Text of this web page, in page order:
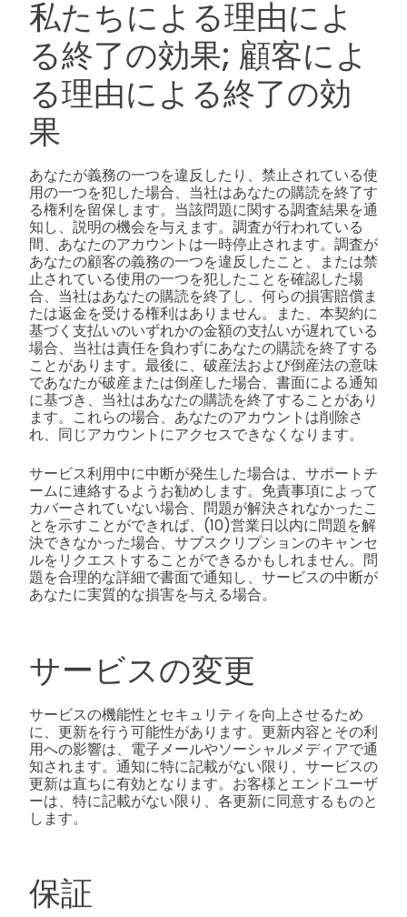
私たちによる理由によ
る終了の効果; 顧客によ
る理由による終了の効
果
あなたが義務の一つを違反したり、禁止されている使
用の一つを犯した場合、当社はあなたの購読を終了す
る権利を留保します。当該問題に関する調査結果を通
知し、説明の機会を与えます。調査が行われている
間、あなたのアカウントは一時停止されます。調査が
あなたの顧客の義務の一つを違反したこと、または禁
止されている使用の一つを犯したことを確認した場
合、当社はあなたの購読を終了し、何らの損害賠償ま
たは返金を受ける権利はありません。また、本契約に
基づく支払いのいずれかの金額の支払いが遅れている
場合、当社は責任を負わずにあなたの購読を終了する
ことがあります。最後に、破産法および倒産法の意味
であなたが破産または倒産した場合、書面による通知
に基づき、当社はあなたの購読を終了することがあり
ます。これらの場合、あなたのアカウントは削除さ
れ、同じアカウントにアクセスできなくなります。
サービス利用中に中断が発生した場合は、サポートチ
ームに連絡するようお勧めします。免責事項によって
カバーされていない場合、問題が解決されなかったこ
とを示すことができれば、(10)営業日以内に問題を解
決できなかった場合、サブスクリプションのキャンセ
ルをリクエストすることができるかもしれません。問
題を合理的な詳細で書面で通知し、サービスの中断が
あなたに実質的な損害を与える場合。
サービスの変更
サービスの機能性とセキュリティを向上させるため
に、更新を行う可能性があります。更新内容とその利
用への影響は、電子メールやソーシャルメディアで通
知されます。通知に特に記載がない限り、サービスの
更新は直ちに有効となります。お客様とエンドユーザ
ーは、特に記載がない限り、各更新に同意するものと
します。
保証